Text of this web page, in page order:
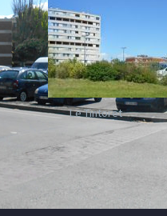
Le Tintoret